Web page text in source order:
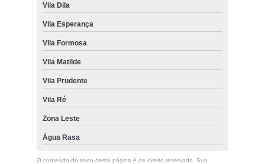
Vila Dila
Vila Esperança
Vila Formosa
Vila Matilde
Vila Prudente
Vila Ré
Zona Leste
Água Rasa
O conteúdo do texto desta página é de direito reservado. Sua